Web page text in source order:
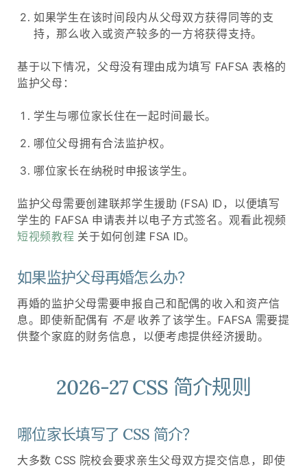
如果学生在该时间段内从父母双方获得同等的支
持，那么收入或资产较多的一方将获得支持。
基于以下情况，父母没有理由成为填写 FAFSA 表格的
监护父母：
学生与哪位家长住在一起时间最长。
哪位父母拥有合法监护权。
哪位家长在纳税时申报该学生。
监护父母需要创建联邦学生援助 (FSA) ID，以便填写
学生的 FAFSA 申请表并以电子方式签名。观看此视频
短视频教程 关于如何创建 FSA ID。
如果监护父母再婚怎么办？
再婚的监护父母需要申报自己和配偶的收入和资产信
息。即使新配偶有 不是收养了该学生。FAFSA 需要提
供整个家庭的财务信息，以便考虑提供经济援助。
2026-27 CSS 简介规则
哪位家长填写了 CSS 简介？
大多数 CSS 院校会要求亲生父母双方提交信息，即使